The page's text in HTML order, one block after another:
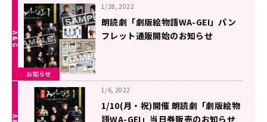
お知らせ
1/28, 2022
朗読劇「劇版絵物語WA-GEI」パン
フレット通販開始のお知らせ
1/6, 2022
1/10(月・祝)開催 朗読劇「劇版絵物
語WA-GEI」当日券販売のお知らせ